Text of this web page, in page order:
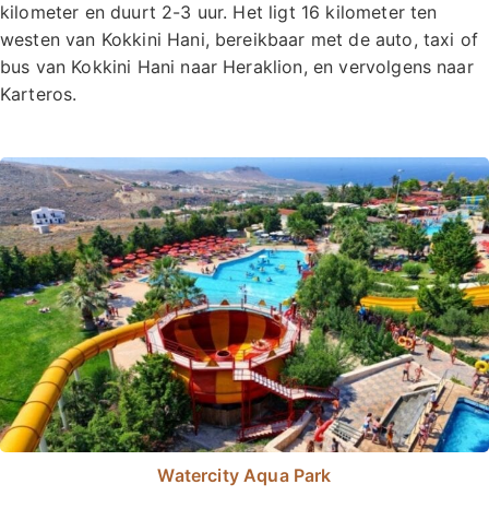
kilometer en duurt 2-3 uur. Het ligt 16 kilometer ten
westen van Kokkini Hani, bereikbaar met de auto, taxi of
bus van Kokkini Hani naar Heraklion, en vervolgens naar
Karteros.
Watercity Aqua Park